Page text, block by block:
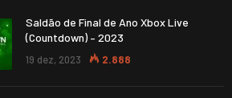
Saldão de Final de Ano Xbox Live
(Countdown) – 2023
19 dez, 2023 2.888